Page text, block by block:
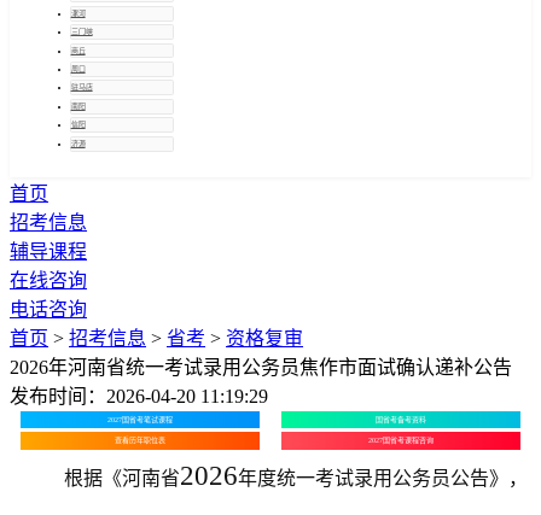
漯河
三门峡
商丘
周口
驻马店
南阳
信阳
济源
首页
招考信息
辅导课程
在线咨询
电话咨询
首页 > 招考信息 > 省考 > 资格复审
2026年河南省统一考试录用公务员焦作市面试确认递补公告
发布时间：2026-04-20 11:19:29
2027国省考笔试课程 国省考备考资料
查看历年职位表 2027国省考课程咨询
根据《河南省2026年度统一考试录用公务员公告》，